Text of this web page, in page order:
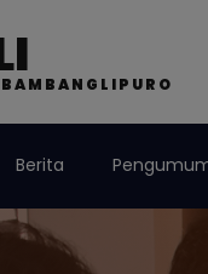
Berita